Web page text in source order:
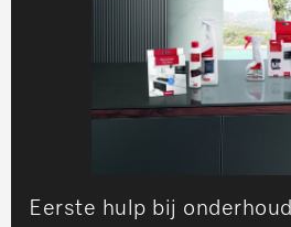
Eerste hulp bij onderhoud